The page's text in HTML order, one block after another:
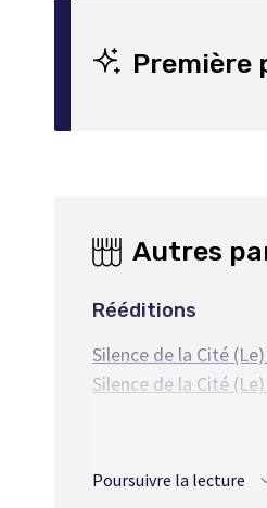
Première
Autres
Rééditions
Silence de la Cité
Silence de la Cité
Allemand
Poursuivre la lecture